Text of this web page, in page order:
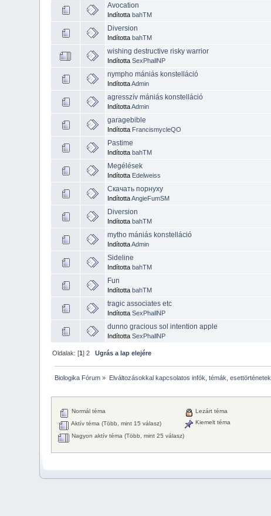
Avocation
IndítottabahTM
Diversion
IndítottabahTM
wishing destructive risky warrior
IndítottaSexPhallNP
nympho mániás konstelláció
IndítottaAdmin
agresszív mániás konstelláció
IndítottaAdmin
garagebible
Indította FrancismycleQO
Pastime
IndítottabahTM
Megélések
Indította Edelweiss
Скачать порнуху
IndítottaAngieFumSM
Diversion
IndítottabahTM
mytho mániás konstelláció
IndítottaAdmin
Sideline
IndítottabahTM
Fun
IndítottabahTM
tragic associates etc
IndítottaSexPhallNP
dunno gracious sol intention apple
IndítottaSexPhallNP
Oldalak: [1]2 Ugrás a lap elejére
Biologika Fórum » Elváltozásokkal kapcsolatos infók, témák, esettörténetek
Normál téma
Aktív téma (Több, mint 15 válasz)
Nagyon aktív téma (Több, mint 25 válasz)
Lezárt téma
Kiemelt téma